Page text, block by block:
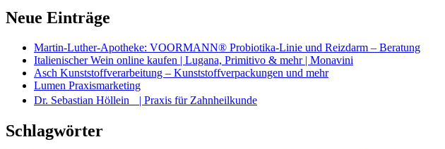
Neue Einträge
Martin-Luther-Apotheke: VOORMANN® Probiotika-Linie und Reizdarm – Beratung
Italienischer Wein online kaufen | Lugana, Primitivo & mehr | Monavini
Asch Kunststoffverarbeitung – Kunststoffverpackungen und mehr
Lumen Praxismarketing
Dr. Sebastian Höllein | Praxis für Zahnheilkunde
Schlagwörter